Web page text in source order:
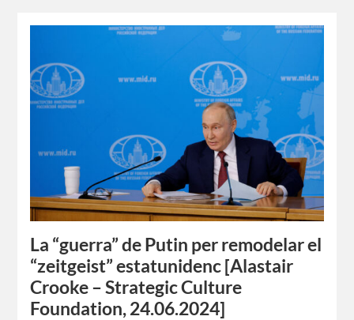
La “guerra” de Putin per remodelar el
“zeitgeist” estatunidenc [Alastair
Crooke – Strategic Culture
Foundation, 24.06.2024]